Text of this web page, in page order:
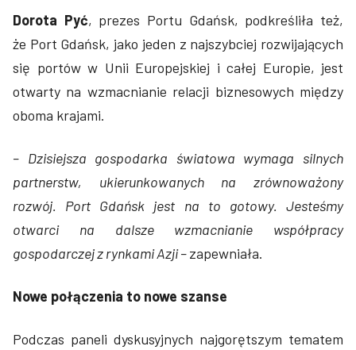
Dorota Pyć, prezes Portu Gdańsk, podkreśliła też,
że Port Gdańsk, jako jeden z najszybciej rozwijających
się portów w Unii Europejskiej i całej Europie, jest
otwarty na wzmacnianie relacji biznesowych między
oboma krajami.
– Dzisiejsza gospodarka światowa wymaga silnych
partnerstw, ukierunkowanych na zrównoważony
rozwój. Port Gdańsk jest na to gotowy. Jesteśmy
otwarci na dalsze wzmacnianie współpracy
gospodarczej z rynkami Azji –zapewniała.
Nowe połączenia to nowe szanse
Podczas paneli dyskusyjnych najgorętszym tematem